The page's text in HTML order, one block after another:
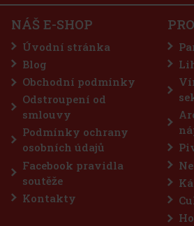
charakterem. Vzniklo z odrůd
pochází ze znojemské vinařské
Vrbovec
SKLADEM(4 ks)
THAYA Sauvignon 2023 v kategorii VOC
certifikace) je suché bílé víno ze
zaujme už na pohled jemnější žlutou
Ve vůni je výrazné a expresivní – najdete
207Kč bez DPH
NÁŠ E-SHOP
Úvodní stránka
Blog
Obchodní podmínky
Odstroupení od
smlouvy
Podmínky ochrany
osobních údajů
Facebook pravidla
soutěže
Kontakty